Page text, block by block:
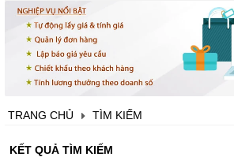
Video giới thiệu
Bảng giá sử dụng
Giày dép & túi xách
Đồ gia dụng
Điện máy & điện lạnh
TRANG CHỦ TÌM KIẾM
KẾT QUẢ TÌM KIẾM